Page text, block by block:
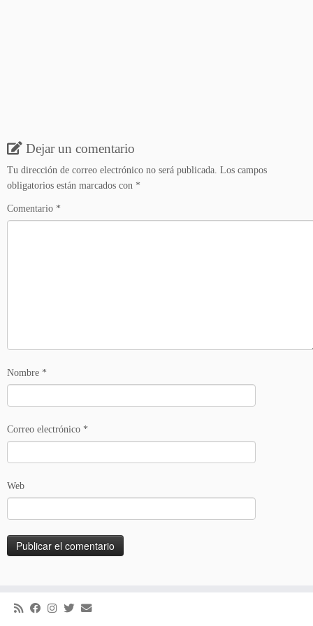
Dejar un comentario
Tu dirección de correo electrónico no será publicada. Los campos
obligatorios están marcados con *
Comentario *
Nombre *
Correo electrónico *
Web